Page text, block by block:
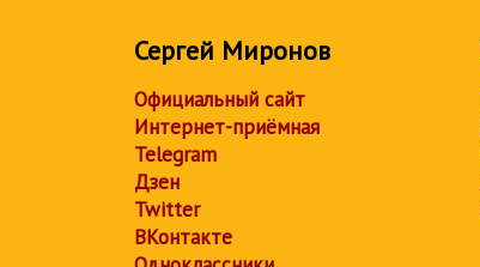
Сергей Миронов
Официальный сайт
Интернет-приёмная
Telegram
Дзен
Twitter
ВКонтакте